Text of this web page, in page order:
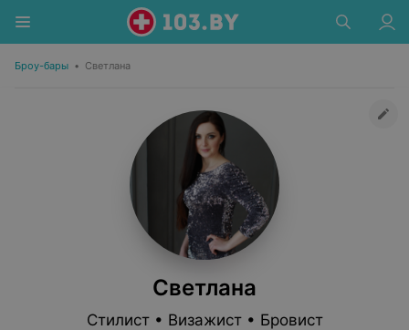
Броу-бары • Светлана
Светлана
Стилист • Визажист • Бровист